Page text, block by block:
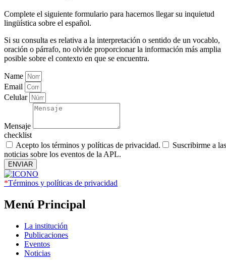
Complete el siguiente formulario para hacernos llegar su inquietud
lingüística sobre el español.
Si su consulta es relativa a la interpretación o sentido de un vocablo,
oración o párrafo, no olvide proporcionar la información más amplia
posible sobre el contexto en que se encuentra.
Name
Email
Celular
Mensaje
checklist
Acepto los términos y políticas de privacidad.
Suscribirme a las
noticias sobre los eventos de la APL.
ENVIAR
*Términos y políticas de privacidad
Menú Principal
La institución
Publicaciones
Eventos
Noticias